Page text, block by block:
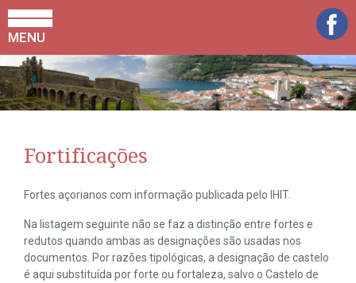
MENU
Fortificações
Fortes açorianos com informação publicada pelo IHIT.
Na listagem seguinte não se faz a distinção entre fortes e
redutos quando ambas as designações são usadas nos
documentos. Por razões tipológicas, a designação de castelo
é aqui substituída por forte ou fortaleza, salvo o Castelo de